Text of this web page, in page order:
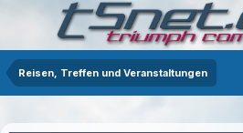
Reisen, Treffen und Veranstaltungen